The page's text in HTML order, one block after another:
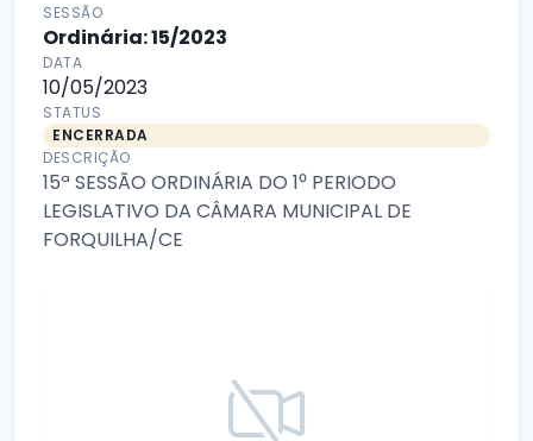
SESSÃO
Ordinária: 15/2023
DATA
10/05/2023
STATUS
ENCERRADA
DESCRIÇÃO
15ª SESSÃO ORDINÁRIA DO 1⁰ PERIODO
LEGISLATIVO DA CÂMARA MUNICIPAL DE
FORQUILHA/CE